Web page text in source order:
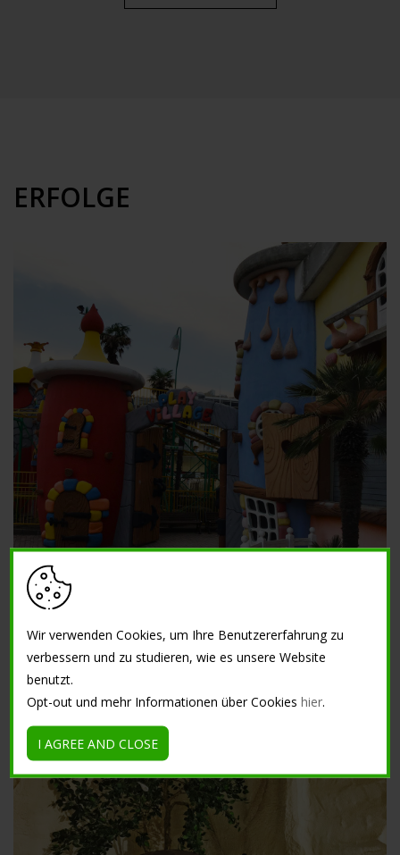
ERFOLGE
Centro Astoria - Sottomarina di Chioggia, Italien
Wir verwenden Cookies, um Ihre Benutzererfahrung zu
verbessern und zu studieren, wie es unsere Website
benutzt.
Opt-out und mehr Informationen über Cookieshier.
I AGREE AND CLOSE